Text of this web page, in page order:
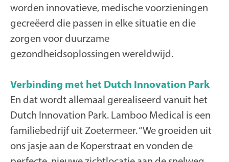
worden innovatieve, medische voorzieningen
gecreëerd die passen in elke situatie en die
zorgen voor duurzame
gezondheidsoplossingen wereldwijd.
Verbinding met het Dutch Innovation Park
En dat wordt allemaal gerealiseerd vanuit het
Dutch Innovation Park. Lamboo Medical is een
familiebedrijf uit Zoetermeer. “We groeiden uit
ons jasje aan de Koperstraat en vonden de